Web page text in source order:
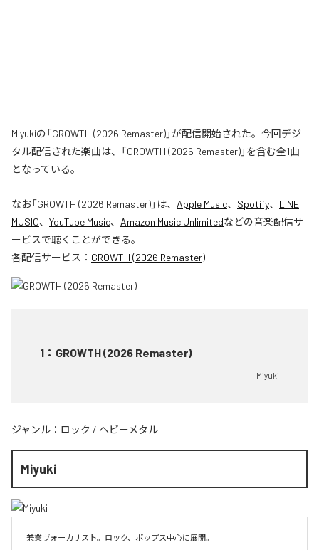
Miyukiの「GROWTH (2026 Remaster)」が配信開始された。今回デジ
タル配信された楽曲は、「GROWTH (2026 Remaster)」を含む全1曲
となっている。
なお「GROWTH (2026 Remaster)」は、 Apple Music、 Spotify、 LINE
MUSIC、 YouTube Music、 Amazon Music Unlimitedなどの音楽配信サ
ービスで聴くことができる。
各配信サービス： GROWTH (2026 Remaster)
1 ： GROWTH (2026 Remaster)
Miyuki
ジャンル： ロック / ヘビーメタル
Miyuki
兼業ヴォーカリスト。ロック、ポップス中心に展開。